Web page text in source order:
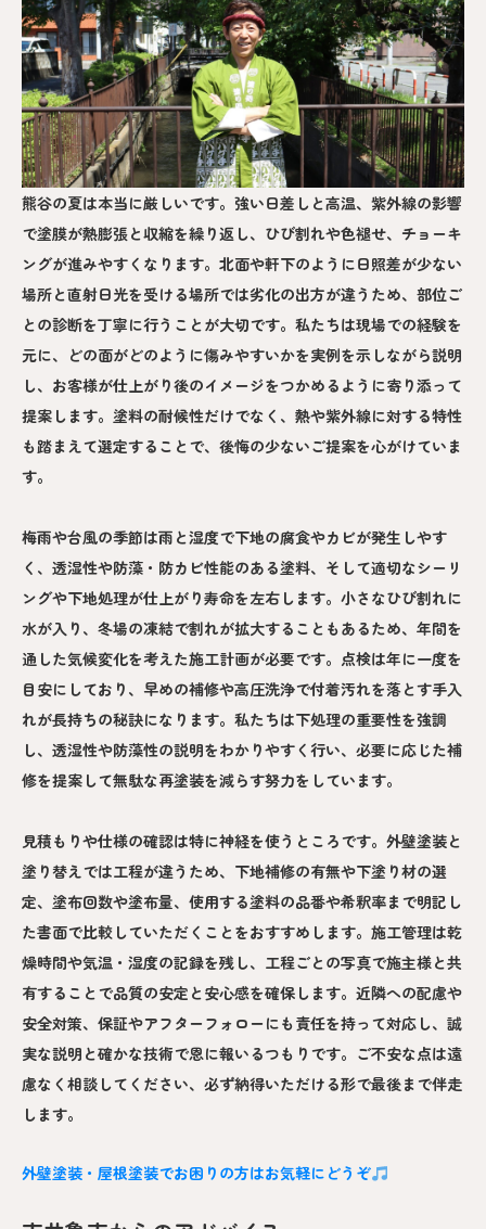
熊谷の夏は本当に厳しいです。強い日差しと高温、紫外線の影響
で塗膜が熱膨張と収縮を繰り返し、ひび割れや色褪せ、チョーキ
ングが進みやすくなります。北面や軒下のように日照差が少ない
場所と直射日光を受ける場所では劣化の出方が違うため、部位ご
との診断を丁寧に行うことが大切です。私たちは現場での経験を
元に、どの面がどのように傷みやすいかを実例を示しながら説明
し、お客様が仕上がり後のイメージをつかめるように寄り添って
提案します。塗料の耐候性だけでなく、熱や紫外線に対する特性
も踏まえて選定することで、後悔の少ないご提案を心がけていま
す。
梅雨や台風の季節は雨と湿度で下地の腐食やカビが発生しやす
く、透湿性や防藻・防カビ性能のある塗料、そして適切なシーリ
ングや下地処理が仕上がり寿命を左右します。小さなひび割れに
水が入り、冬場の凍結で割れが拡大することもあるため、年間を
通した気候変化を考えた施工計画が必要です。点検は年に一度を
目安にしており、早めの補修や高圧洗浄で付着汚れを落とす手入
れが長持ちの秘訣になります。私たちは下処理の重要性を強調
し、透湿性や防藻性の説明をわかりやすく行い、必要に応じた補
修を提案して無駄な再塗装を減らす努力をしています。
見積もりや仕様の確認は特に神経を使うところです。外壁塗装と
塗り替えでは工程が違うため、下地補修の有無や下塗り材の選
定、塗布回数や塗布量、使用する塗料の品番や希釈率まで明記し
た書面で比較していただくことをおすすめします。施工管理は乾
燥時間や気温・湿度の記録を残し、工程ごとの写真で施主様と共
有することで品質の安定と安心感を確保します。近隣への配慮や
安全対策、保証やアフターフォローにも責任を持って対応し、誠
実な説明と確かな技術で恩に報いるつもりです。ご不安な点は遠
慮なく相談してください、必ず納得いただける形で最後まで伴走
します。
外壁塗装・屋根塗装でお困りの方はお気軽にどうぞ